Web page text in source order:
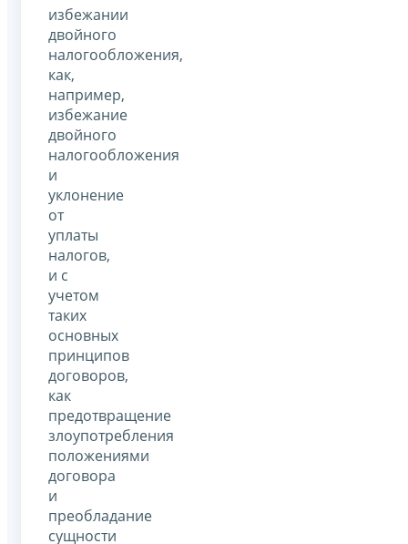
избежании
двойного
налогообложения,
как,
например,
избежание
двойного
налогообложения
и
уклонение
от
уплаты
налогов,
и с
учетом
таких
основных
принципов
договоров,
как
предотвращение
злоупотребления
положениями
договора
и
преобладание
сущности